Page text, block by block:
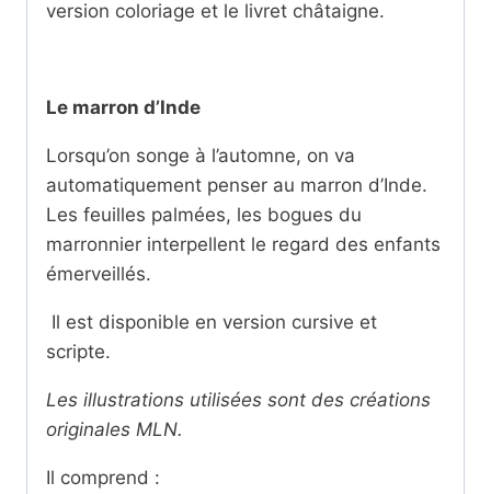
version coloriage et le livret châtaigne.
Le marron d’Inde
Lorsqu’on songe à l’automne, on va
automatiquement penser au marron d’Inde.
Les feuilles palmées, les bogues du
marronnier interpellent le regard des enfants
émerveillés.
Il est disponible en version cursive et
scripte.
Les illustrations utilisées sont des créations
originales MLN.
Il comprend :